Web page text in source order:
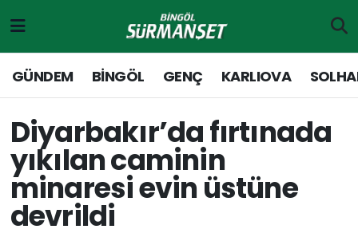
GÜNDEM BİNGÖL GENÇ KARLIOVA
Diyarbakır’da fırtınada
yıkılan caminin
minaresi evin üstüne
devrildi
Genç
Solhan
Karlıova
Adaklı-Kiğı
Merkez Hava Durumu
Merkez Trafik Yoğunluk Haritası
Süper Lig Puan Durumu ve Fikstür
Tüm Manşetler